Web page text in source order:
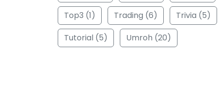
Top3 (1)
Trading (6)
Trivia (5)
Tutorial (5)
Umroh (20)